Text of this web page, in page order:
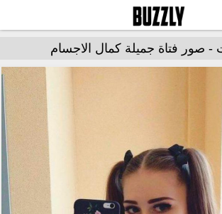
- صور فتاة جميلة كمال الاجسام